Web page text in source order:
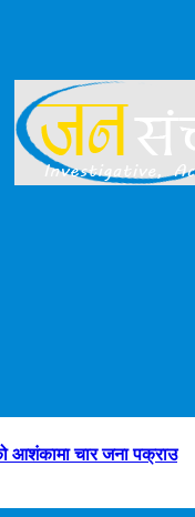
आशंकामा चार जना पक्राउ